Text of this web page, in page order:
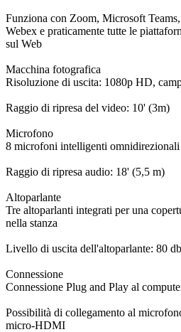
Funziona con Zoom, Microsoft
Webex e praticamente tutte le
sul Web
Macchina fotografica
Risoluzione di uscita: 1080p HD,
Raggio di ripresa del video: 10' (3m)
Microfono
8 microfoni intelligenti
Raggio di ripresa audio: 18' (5,5 m)
Altoparlante
Tre altoparlanti integrati per una
nella stanza
Livello di uscita dell'altoparlante: 80
Connessione
Connessione Plug and Play al
Possibilità di collegamento al
micro-HDMI